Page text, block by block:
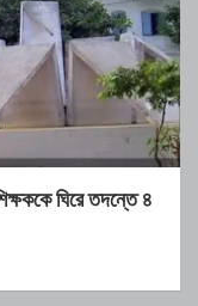
ঘিরে তদন্তে ৪